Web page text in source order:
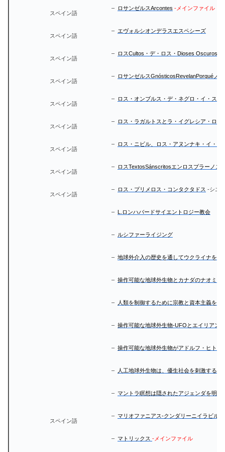
スペイン語
– ロサンゼルスArcontes -メインファイル
スペイン語
– エヴォルシオンデラスエスペシーズ
スペイン語
– ロスCultos・デ・ロス・Dioses Oscuros
スペイン語
– ロサンゼルスGnósticosRevelanPorquéノ
スペイン語
– ロス・オンブルス・デ・ネグロ・イ・ス・
スペイン語
– ロス・ラガルトスとラ・イグレシア・ロマ
スペイン語
– ロス・ニビル、ロス・アヌンナキ・イ・
スペイン語
– ロスTextosSánscritosエンロスプラーノス
スペイン語
– ロス・プリメロス・コンタクタドス -シエ
– L.ロンハバードサイエントロジー教会
– ルシファーライジング
– 地球外介入の歴史を通してウクライナを理
– 操作可能な地球外生物とカナダのナオミ
– 人類を制御するために宗教と資本主義を
– 操作可能な地球外生物-UFOとエイリアン
– 操作可能な地球外生物がアドルフ・ヒトラ
– 人工地球外生物は、優生社会を刺激する
– マントラ瞑想は隠されたアジェンダを明ら
スペイン語
– マリオファニアス-クンダリーニイラビル
– マトリックス -メインファイル